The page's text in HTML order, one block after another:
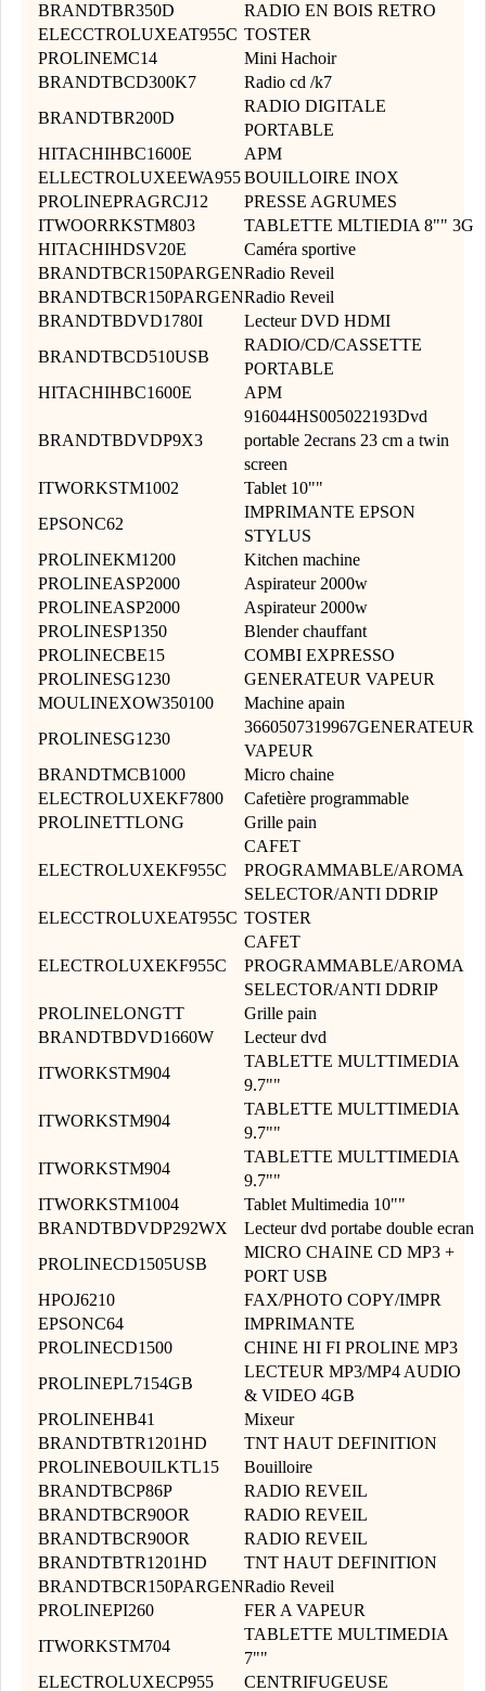
BRANDTBR350D
RADIO EN BOIS RETRO
ELECCTROLUXEAT955C TOSTER
PROLINEMC14
Mini Hachoir
BRANDTBCD300K7
Radio cd /k7
BRANDTBR200D
RADIO DIGITALE
PORTABLE
HITACHIHBC1600E
APM
ELLECTROLUXEEWA955BOUILLOIRE INOX
PROLINEPRAGRCJ12
PRESSE AGRUMES
ITWOORRKSTM803
TABLETTE MLTIEDIA 8"" 3G
HITACHIHDSV20E
Caméra sportive
BRANDTBCR150PARGENRadio Reveil
BRANDTBCR150PARGENRadio Reveil
BRANDTBDVD1780I
Lecteur DVD HDMI
BRANDTBCD510USB
RADIO/CD/CASSETTE
PORTABLE
HITACHIHBC1600E
APM
BRANDTBDVDP9X3
916044HS005022193Dvd
portable 2ecrans 23 cm a twin
screen
ITWORKSTM1002
Tablet 10""
EPSONC62
IMPRIMANTE EPSON
STYLUS
PROLINEKM1200
Kitchen machine
PROLINEASP2000
Aspirateur 2000w
PROLINEASP2000
Aspirateur 2000w
PROLINESP1350
Blender chauffant
PROLINECBE15
COMBI EXPRESSO
PROLINESG1230
GENERATEUR VAPEUR
MOULINEXOW350100
Machine apain
PROLINESG1230
3660507319967GENERATEUR
VAPEUR
BRANDTMCB1000
Micro chaine
ELECTROLUXEKF7800
Cafetière programmable
PROLINETTLONG
Grille pain
ELECTROLUXEKF955C
CAFET
PROGRAMMABLE/AROMA
SELECTOR/ANTI DDRIP
ELECCTROLUXEAT955C TOSTER
ELECTROLUXEKF955C
CAFET
PROGRAMMABLE/AROMA
SELECTOR/ANTI DDRIP
PROLINELONGTT
Grille pain
BRANDTBDVD1660W
Lecteur dvd
ITWORKSTM904
TABLETTE MULTTIMEDIA
9.7""
ITWORKSTM904
TABLETTE MULTTIMEDIA
9.7""
ITWORKSTM904
TABLETTE MULTTIMEDIA
9.7""
ITWORKSTM1004
Tablet Multimedia 10""
BRANDTBDVDP292WX
Lecteur dvd portabe double ecran
PROLINECD1505USB
MICRO CHAINE CD MP3 +
PORT USB
HPOJ6210
FAX/PHOTO COPY/IMPR
EPSONC64
IMPRIMANTE
PROLINECD1500
CHINE HI FI PROLINE MP3
PROLINEPL7154GB
LECTEUR MP3/MP4 AUDIO
& VIDEO 4GB
PROLINEHB41
Mixeur
BRANDTBTR1201HD
TNT HAUT DEFINITION
PROLINEBOUILKTL15
Bouilloire
BRANDTBCP86P
RADIO REVEIL
BRANDTBCR90OR
RADIO REVEIL
BRANDTBCR90OR
RADIO REVEIL
BRANDTBTR1201HD
TNT HAUT DEFINITION
BRANDTBCR150PARGENRadio Reveil
PROLINEPI260
FER A VAPEUR
ITWORKSTM704
TABLETTE MULTIMEDIA
7""
ELECTROLUXECP955
CENTRIFUGEUSE